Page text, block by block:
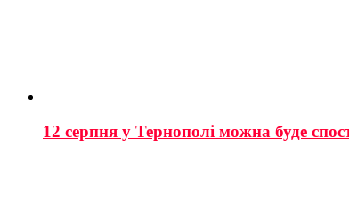
12 серпня у Тернополі можна буде